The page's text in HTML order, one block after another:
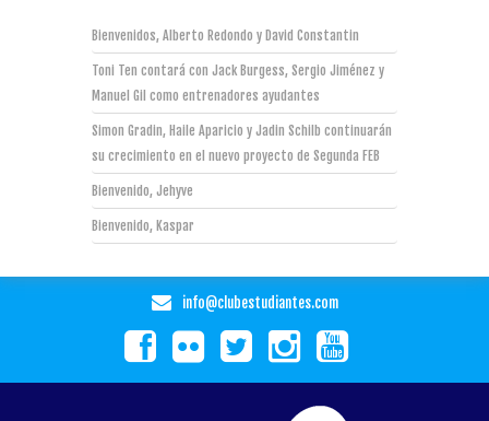
Bienvenidos, Alberto Redondo y David Constantin
Toni Ten contará con Jack Burgess, Sergio Jiménez y
Manuel Gil como entrenadores ayudantes
Simon Gradin, Haile Aparicio y Jadin Schilb continuarán
su crecimiento en el nuevo proyecto de Segunda FEB
Bienvenido, Jehyve
Bienvenido, Kaspar
info@clubestudiantes.com